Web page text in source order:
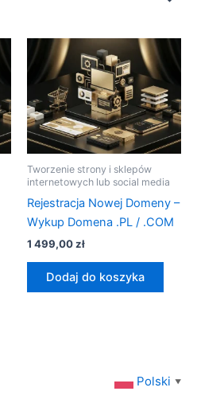
Tworzenie strony i sklepów
internetowych lub social media
Rejestracja Nowej Domeny –
Wykup Domena .PL / .COM
1 499,00zł
Dodaj do koszyka
Polski ▼